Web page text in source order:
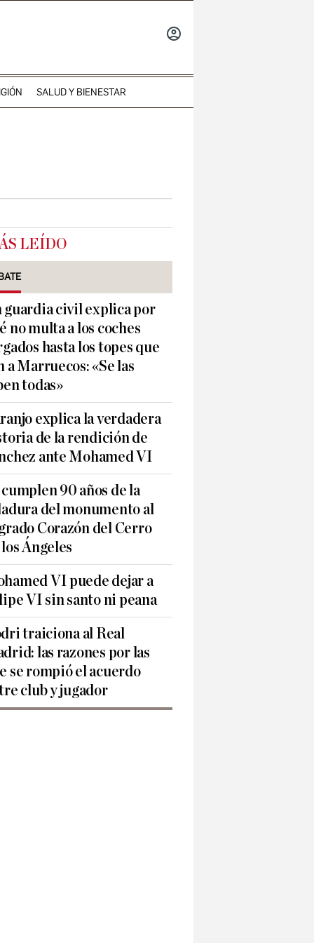
SALUD Y BIENESTAR
LEÍDO
guardia civil explica por
no multa a los coches
hasta los topes que
a Marruecos: «Se las
todas»
explica la verdadera
de la rendición de
ante Mohamed VI
cumplen 90 años de la
del monumento al
Corazón del Cerro
Ángeles
VI puede dejar a
VI sin santo ni peana
traiciona al Real
las razones por las
se rompió el acuerdo
club y jugador